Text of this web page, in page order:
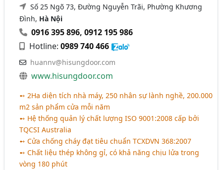
Cửa Inox, Cửa Xếp Inox (100)
Cửa Sắt Kéo (70)
Cửa Kính Tự Động (68)
Cổng Inox, Cổng Xếp Inox (56)
Cầu Thang, Lan Can (138)
Cửa Nhựa - Sản Xuất Và Kinh Doanh (238)
Cửa Nhựa Lõi Thép, Cửa Nhựa UPVC (224)
Ngành xem thêm
Nhôm Kính - Công Ty Sản Xuất Và Kinh Doanh Nhôm
Kính (500)
Số 25 Ngõ 73, Đường Nguyễn Trãi, Phường Khương
Đình, Hà Nội
0916 395 896,0912 195 986
Hotline:0989 740 466
huannv@hisungdoor.com
www.hisungdoor.com
➻ 2Ha diện tích nhà máy, 250 nhân sự lành nghề, 200.000
m2 sản phẩm cửa mỗi năm
➻ Hệ thống quản lý chất lượng ISO 9001:2008 cấp bởi
TQCSI Australia
➻ Cửa chống cháy đạt tiêu chuẩn TCXDVN 368:2007
➻ Chất liệu thép không gỉ, có khả năng chịu lửa trong
vòng 180 phút